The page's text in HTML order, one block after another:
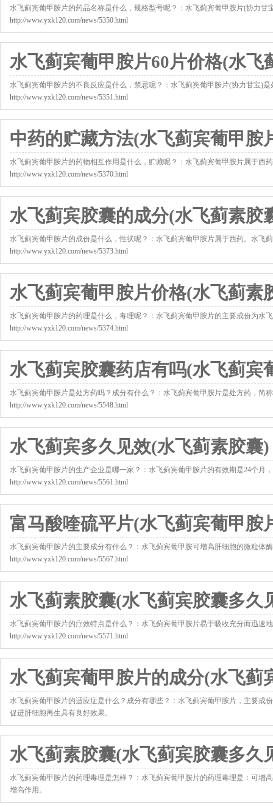
水飞蓟宾葡甲胺片的药品名称是什么，规格型号呢？：水飞蓟宾葡甲胺片(协力
http://www.yxk120.com/news/5350.html
水飞蓟宾葡甲胺片60片价格(水飞
水飞蓟宾葡甲胺片的不良反应是什么，禁忌呢？：水飞蓟宾葡甲胺片(协力甘宝)
http://www.yxk120.com/news/5351.html
中药的贮藏方法(水飞蓟宾葡甲胺
水飞蓟宾葡甲胺片的药物相互作用是什么，贮藏呢？：水飞蓟宾葡甲胺片属于
http://www.yxk120.com/news/5370.html
水飞蓟宾胶囊的成分(水飞蓟素胶
水飞蓟宾葡甲胺片的成份是什么，性状呢？：水飞蓟宾葡甲胺片属于西药。水
http://www.yxk120.com/news/5373.html
水飞蓟宾葡甲胺片价格(水飞蓟素
水飞蓟宾葡甲胺片的药理是什么，毒理呢？：水飞蓟宾葡甲胺片的主要成份为
http://www.yxk120.com/news/5374.html
水飞蓟宾胶囊药店有吗(水飞蓟宾
水飞蓟宾葡甲胺片是处方药吗？成分有什么？：水飞蓟宾葡甲胺片是处方药，简
http://www.yxk120.com/news/5548.html
水飞蓟宾多久见效(水飞蓟素胶囊)
水飞蓟宾葡甲胺片的生产企业是哪一家？：水飞蓟宾葡甲胺片的有效期是24个月
http://www.yxk120.com/news/5561.html
富马酸喹硫平片(水飞蓟宾葡甲胺
水飞蓟宾葡甲胺片的主要成分有什么？：水飞蓟宾葡甲胺可增高肝细胞的微粒
http://www.yxk120.com/news/5567.html
水飞蓟素胶囊(水飞蓟宾胶囊多久
水飞蓟宾葡甲胺片的疗效特点是什么？：水飞蓟宾葡甲胺片易于吸收充分而迅
http://www.yxk120.com/news/5571.html
水飞蓟宾葡甲胺片的成分(水飞蓟
水飞蓟宾葡甲胺片的适应症是什么？成分有哪些？：水飞蓟宾葡甲胺片，主要
促进肝细胞再生具有良好效果。
http://www.yxk120.com/news/5577.html
水飞蓟素胶囊(水飞蓟宾胶囊多久
水飞蓟宾葡甲胺片的药理毒理是怎样？：水飞蓟宾葡甲胺片的药理毒理是：可
增高作用。
http://www.yxk120.com/news/5578.html